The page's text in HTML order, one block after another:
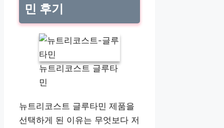
민 후기
뉴트리코스트 글루타
민
뉴트리코스트 글루타민 제품을
선택하게 된 이유는 무엇보다 저